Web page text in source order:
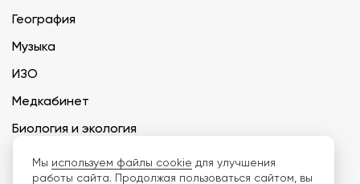
География
Музыка
ИЗО
Медкабинет
Биология и экология
Технология
Мы используем файлы cookie для улучшения
работы сайта. Продолжая пользоваться сайтом, вы